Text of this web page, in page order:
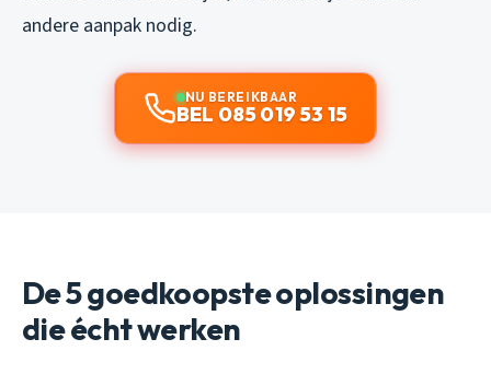
andere aanpak nodig.
NU BEREIKBAAR
BEL 085 019 53 15
De 5 goedkoopste oplossingen
die écht werken